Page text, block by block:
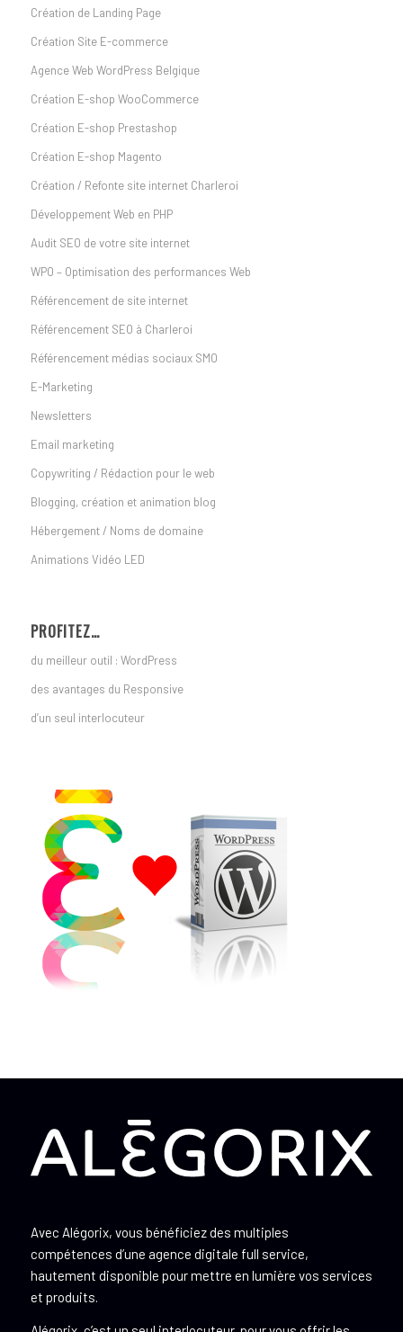
Création de Landing Page
Création Site E-commerce
Agence Web WordPress Belgique
Création E-shop WooCommerce
Création E-shop Prestashop
Création E-shop Magento
Création / Refonte site internet Charleroi
Développement Web en PHP
Audit SEO de votre site internet
WPO – Optimisation des performances Web
Référencement de site internet
Référencement SEO à Charleroi
Référencement médias sociaux SMO
E-Marketing
Newsletters
Email marketing
Copywriting / Rédaction pour le web
Blogging, création et animation blog
Hébergement / Noms de domaine
Animations Vidéo LED
PROFITEZ…
du meilleur outil : WordPress
des avantages du Responsive
d’un seul interlocuteur
Avec Alégorix, vous bénéficiez des multiples
compétences d’une agence digitale full service,
hautement disponible pour mettre en lumière vos services
et produits.